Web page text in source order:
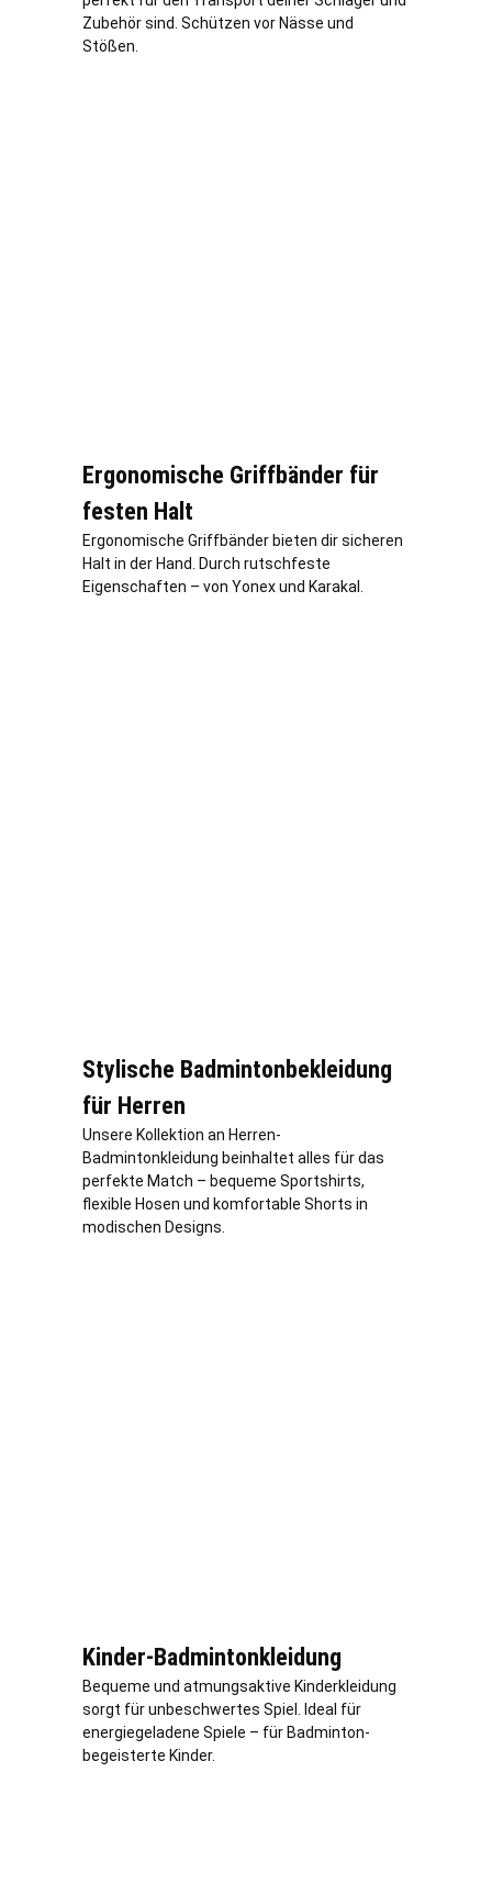
Zubehör sind. Schützen vor Nässe und
Stößen.
Ergonomische Griffbänder für
festen Halt
Ergonomische Griffbänder bieten dir sicheren
Halt in der Hand. Durch rutschfeste
Eigenschaften – von Yonex und Karakal.
Stylische Badmintonbekleidung
für Herren
Unsere Kollektion an Herren-
Badmintonkleidung beinhaltet alles für das
perfekte Match – bequeme Sportshirts,
flexible Hosen und komfortable Shorts in
modischen Designs.
Kinder-Badmintonkleidung
Bequeme und atmungsaktive Kinderkleidung
sorgt für unbeschwertes Spiel. Ideal für
energiegeladene Spiele – für Badminton-
begeisterte Kinder.